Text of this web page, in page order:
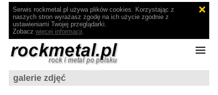
Serwis rockmetal.pl używa plików cookies. Korzystając z
naszych stron wyrażasz zgodę na ich użycie zgodnie z
ustawieniami Twojej przeglądarki.
Zobacz więcej informacji.
galerie zdjęć